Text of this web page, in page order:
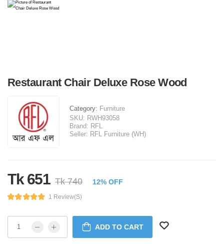
Restaurant Chair Deluxe Rose Wood
Category: Furniture
SKU: RWH93058
Brand: RFL
Seller: RFL Furniture (WH)
Tk 651 Tk 740 12% OFF
1 Review(s)
ADD TO CART